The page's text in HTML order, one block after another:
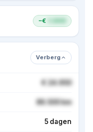
−€
Verberg
€ 24.950
86.500 km
5 dagen